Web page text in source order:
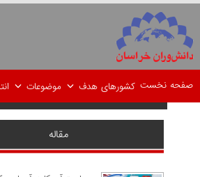
صفحه نخست کشورهای هدف موضوعات
مقاله